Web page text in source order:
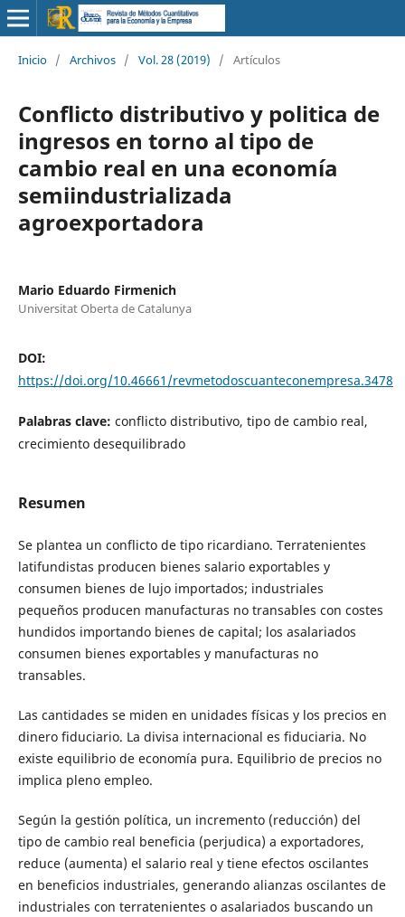
Inicio / Archivos / Vol. 28 (2019) / Artículos
Conflicto distributivo y politica de
ingresos en torno al tipo de
cambio real en una economía
semiindustrializada
agroexportadora
Mario Eduardo Firmenich
Universitat Oberta de Catalunya
DOI:
https://doi.org/10.46661/revmetodoscuanteconempresa.3478
Palabras clave: conflicto distributivo, tipo de cambio real,
crecimiento desequilibrado
Resumen
Se plantea un conflicto de tipo ricardiano. Terratenientes
latifundistas producen bienes salario exportables y
consumen bienes de lujo importados; industriales
pequeños producen manufacturas no transables con costes
hundidos importando bienes de capital; los asalariados
consumen bienes exportables y manufacturas no
transables.
Las cantidades se miden en unidades físicas y los precios en
dinero fiduciario. La divisa internacional es fiduciaria. No
existe equilibrio de economía pura. Equilibrio de precios no
implica pleno empleo.
Según la gestión política, un incremento (reducción) del
tipo de cambio real beneficia (perjudica) a exportadores,
reduce (aumenta) el salario real y tiene efectos oscilantes
en beneficios industriales, generando alianzas oscilantes de
industriales con terratenientes o asalariados buscando un